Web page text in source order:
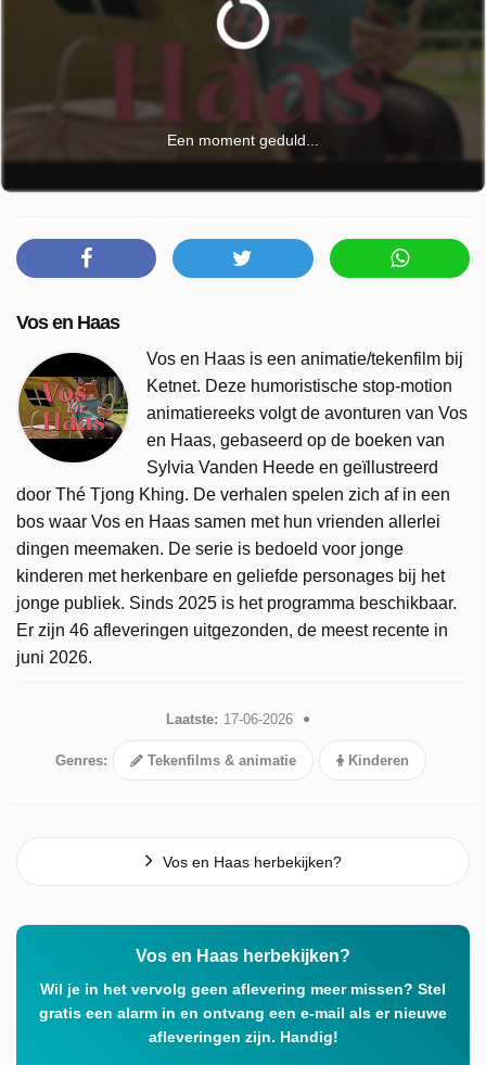
Een moment geduld...
Vos en Haas
Vos en Haas is een animatie/tekenfilm bij
Ketnet. Deze humoristische stop-motion
animatiereeks volgt de avonturen van Vos
en Haas, gebaseerd op de boeken van
Sylvia Vanden Heede en geïllustreerd
door Thé Tjong Khing. De verhalen spelen zich af in een
bos waar Vos en Haas samen met hun vrienden allerlei
dingen meemaken. De serie is bedoeld voor jonge
kinderen met herkenbare en geliefde personages bij het
jonge publiek. Sinds 2025 is het programma beschikbaar.
Er zijn 46 afleveringen uitgezonden, de meest recente in
juni 2026.
Laatste: 17-06-2026
Genres: Tekenfilms & animatie Kinderen
Vos en Haas herbekijken?
Vos en Haas herbekijken?
Wil je in het vervolg geen aflevering meer missen? Stel
gratis een alarm in en ontvang een e-mail als er nieuwe
afleveringen zijn. Handig!